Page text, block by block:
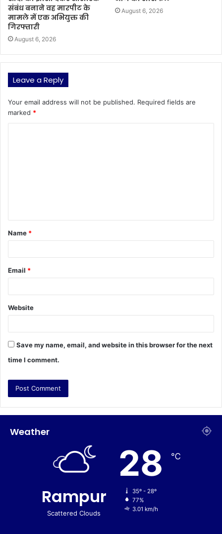
संबंध बनाने वह मारपीट के
मामले में एक अभियुक्त की
गिरफ्तारी
August 6, 2026
August 6, 2026
Leave a Reply
Your email address will not be published. Required fields are
marked *
t
*
Name *
Email *
Website
Save my name, email, and website in this browser for the next
time I comment.
Weather
Rampur
Scattered Clouds
28 ℃
35º - 28º
77%
3.01 km/h